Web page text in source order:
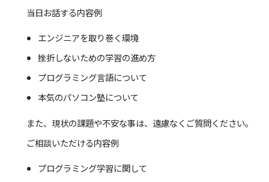
当日お話する内容例
エンジニアを取り巻く環境
挫折しないための学習の進め方
プログラミング言語について
本気のパソコン塾について
また、現状の課題や不安な事は、遠慮なくご質問ください。
ご相談いただける内容例
プログラミング学習に関して